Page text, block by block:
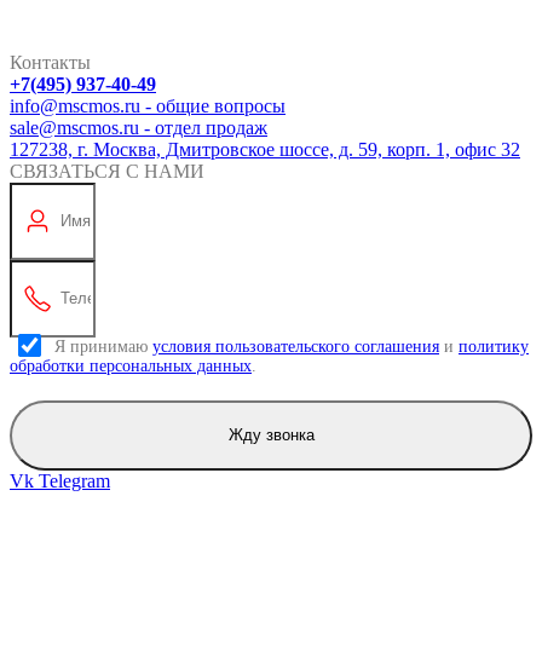
Контакты
+7(495) 937-40-49
info@mscmos.ru - общие вопросы
sale@mscmos.ru - отдел продаж
127238, г. Москва, Дмитровское шоссе, д. 59, корп. 1, офис 32
СВЯЗАТЬСЯ С НАМИ
Я принимаю условия пользовательского соглашения и политику
обработки персональных данных
Жду звонка
Vk Telegram